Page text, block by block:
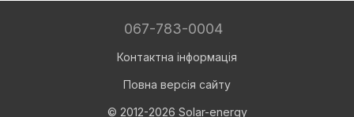
067-783-0004
Контактна інформація
Повна версія сайту
© 2012-2026 Solar-energy